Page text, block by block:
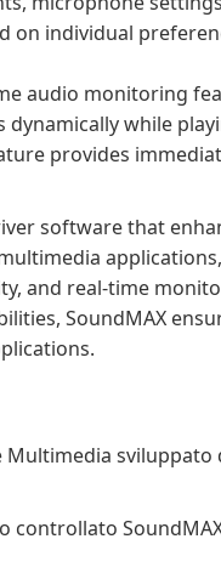
on individual
audio monitoring
while
provides
software that
and real-time
SoundMAX
Multimedia sviluppato
controllato